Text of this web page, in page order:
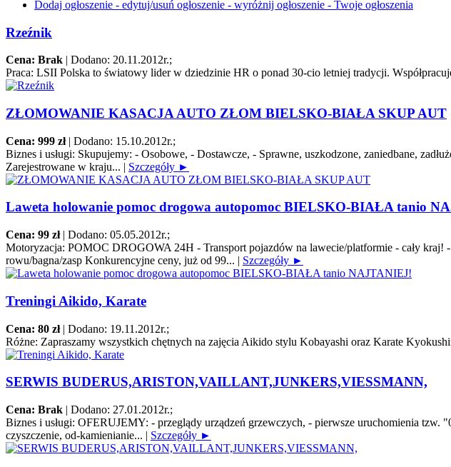
Dodaj ogłoszenie - edytuj/usuń ogłoszenie - wyróżnij ogłoszenie - Twoje ogłoszenia
Rzeźnik
Cena: Brak | Dodano: 20.11.2012r.;
Praca: LSII Polska to światowy lider w dziedzinie HR o ponad 30-cio letniej tradycji.
ZŁOMOWANIE KASACJA AUTO ZŁOM BIELSKO-BIAŁA SKUP AUT
Cena: 999 zł | Dodano: 15.10.2012r.;
Biznes i usługi: Skupujemy: - Osobowe, - Dostawcze, - Sprawne, uszkodzone, zaniedbane,
Zarejestrowane w kraju... | Szczegóły ►
Laweta holowanie pomoc drogowa autopomoc BIELSKO-BIAŁA tanio
Cena: 99 zł | Dodano: 05.05.2012r.;
Motoryzacja: POMOC DROGOWA 24H - Transport pojazdów na lawecie/platformie - cały
rowu/bagna/zasp Konkurencyjne ceny, już od 99... | Szczegóły ►
Treningi Aikido, Karate
Cena: 80 zł | Dodano: 19.11.2012r.;
Różne: Zapraszamy wszystkich chętnych na zajęcia Aikido stylu Kobayashi oraz Karate
SERWIS BUDERUS,ARISTON,VAILLANT,JUNKERS,VIESSMANN,
Cena: Brak | Dodano: 27.01.2012r.;
Biznes i usługi: OFERUJEMY: - przeglądy urządzeń grzewczych, - pierwsze uruchomienia tzw.
czyszczenie, od-kamienianie... | Szczegóły ►